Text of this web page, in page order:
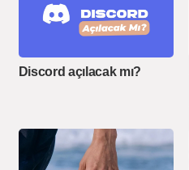
Discord açılacak mı?